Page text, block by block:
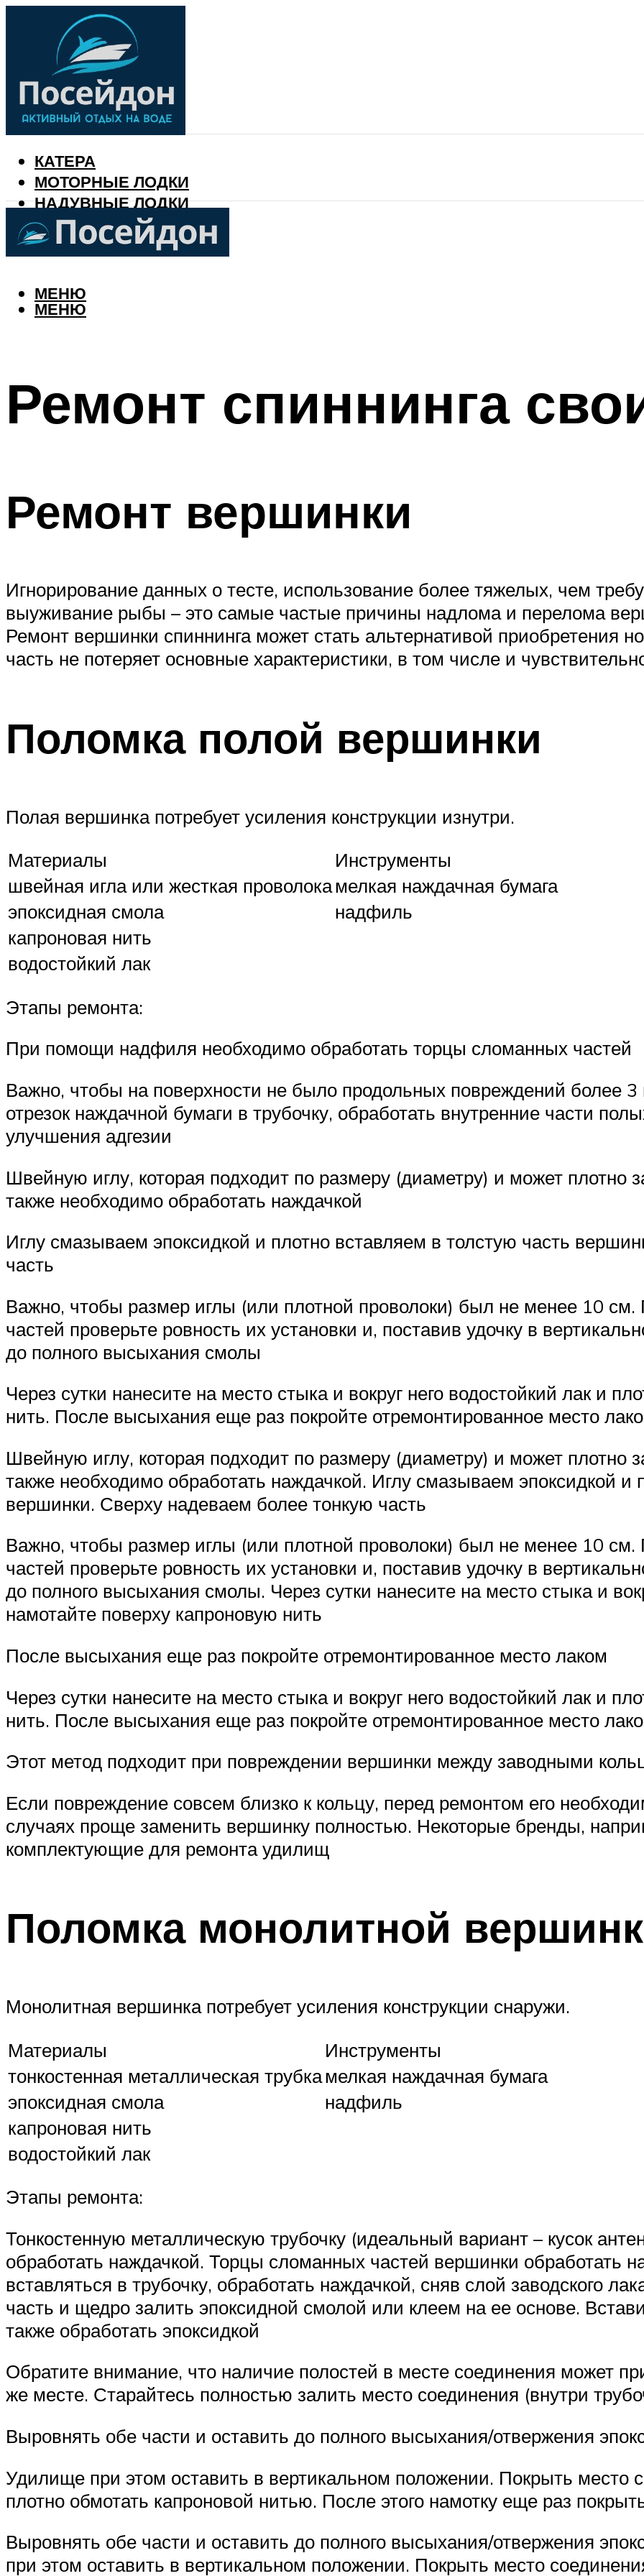
КАТЕРА
МОТОРНЫЕ ЛОДКИ
НАДУВНЫЕ ЛОДКИ
РЫБАЛКА
КАЛЕНДАРЬ РЫБАКА
МЕНЮ
МЕНЮ
Ремонт спиннинга
Ремонт вершинки
Игнорирование данных о тесте, использование более тяжелых, чем
выуживание рыбы – это самые частые причины надлома и перелома
Ремонт вершинки спиннинга может стать альтернативой приобретения
часть не потеряет основные характеристики, в том числе и
Поломка полой вершинки
Полая вершинка потребует усиления конструкции изнутри.
Материалы
Инструменты
швейная игла или жесткая проволокамелкая наждачная бумага
эпоксидная смола
надфиль
капроновая нить
водостойкий лак
Этапы ремонта:
При помощи надфиля необходимо обработать торцы сломанных частей
Важно, чтобы на поверхности не было продольных повреждений более
отрезок наждачной бумаги в трубочку, обработать внутренние части
улучшения адгезии
Швейную иглу, которая подходит по размеру (диаметру) и может плотно
также необходимо обработать наждачкой
Иглу смазываем эпоксидкой и плотно вставляем в толстую часть
часть
Важно, чтобы размер иглы (или плотной проволоки) был не менее 10
частей проверьте ровность их установки и, поставив удочку в
до полного высыхания смолы
Через сутки нанесите на место стыка и вокруг него водостойкий лак и
нить. После высыхания еще раз покройте отремонтированное место
Швейную иглу, которая подходит по размеру (диаметру) и может плотно
также необходимо обработать наждачкой. Иглу смазываем эпоксидкой и
вершинки. Сверху надеваем более тонкую часть
Важно, чтобы размер иглы (или плотной проволоки) был не менее 10
частей проверьте ровность их установки и, поставив удочку в
до полного высыхания смолы. Через сутки нанесите на место стыка и
намотайте поверху капроновую нить
После высыхания еще раз покройте отремонтированное место лаком
Через сутки нанесите на место стыка и вокруг него водостойкий лак и
нить. После высыхания еще раз покройте отремонтированное место
Этот метод подходит при повреждении вершинки между заводными
Если повреждение совсем близко к кольцу, перед ремонтом его
случаях проще заменить вершинку полностью. Некоторые бренды,
комплектующие для ремонта удилищ
Поломка монолитной
Монолитная вершинка потребует усиления конструкции снаружи.
Материалы
Инструменты
тонкостенная металлическая трубкамелкая наждачная бумага
эпоксидная смола
надфиль
капроновая нить
водостойкий лак
Этапы ремонта:
Тонкостенную металлическую трубочку (идеальный вариант – кусок
обработать наждачкой. Торцы сломанных частей вершинки обработать
вставляться в трубочку, обработать наждачкой, сняв слой заводского
часть и щедро залить эпоксидной смолой или клеем на ее основе.
также обработать эпоксидкой
Обратите внимание, что наличие полостей в месте соединения может
же месте. Старайтесь полностью залить место соединения (внутри
Выровнять обе части и оставить до полного высыхания/отвержения
Удилище при этом оставить в вертикальном положении. Покрыть место
плотно обмотать капроновой нитью. После этого намотку еще раз
Выровнять обе части и оставить до полного высыхания/отвержения
при этом оставить в вертикальном положении. Покрыть место